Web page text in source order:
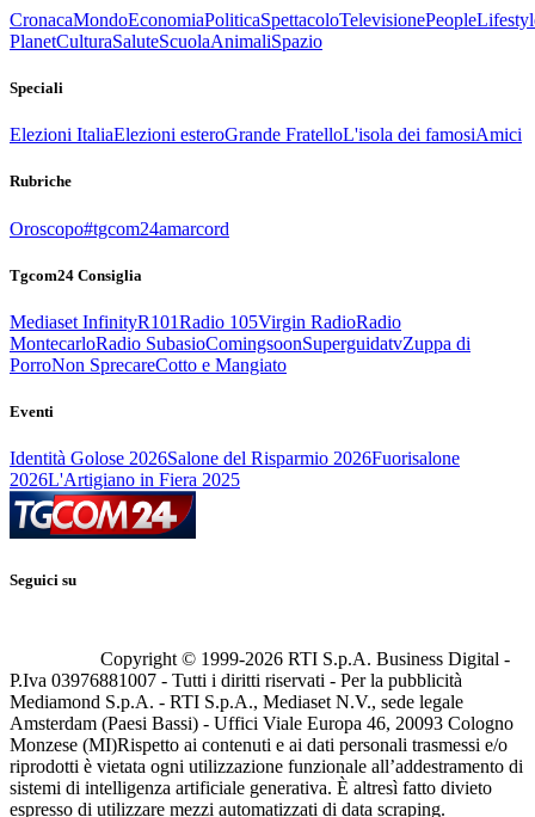
CronacaMondoEconomiaPoliticaSpettacoloTelevisionePeople
PlanetCulturaSaluteScuolaAnimaliSpazio
Speciali
Elezioni ItaliaElezioni esteroGrande FratelloL'isola dei famosiAmici
Rubriche
Oroscopo#tgcom24amarcord
Tgcom24 Consiglia
Mediaset InfinityR101Radio 105Virgin RadioRadio
MontecarloRadio SubasioComingsoonSuperguidatvZuppa di
PorroNon SprecareCotto e Mangiato
Eventi
Identità Golose 2026Salone del Risparmio 2026Fuorisalone
2026L'Artigiano in Fiera 2025
Seguici su
Copyright © 1999-2026 RTI S.p.A. Business Digital -
P.Iva 03976881007 - Tutti i diritti riservati - Per la pubblicità
Mediamond S.p.A. - RTI S.p.A., Mediaset N.V., sede legale
Amsterdam (Paesi Bassi) - Uffici Viale Europa 46, 20093 Cologno
Monzese (MI)Rispetto ai contenuti e ai dati personali trasmessi e/o
riprodotti è vietata ogni utilizzazione funzionale all’addestramento di
sistemi di intelligenza artificiale generativa. È altresì fatto divieto
espresso di utilizzare mezzi automatizzati di data scraping.